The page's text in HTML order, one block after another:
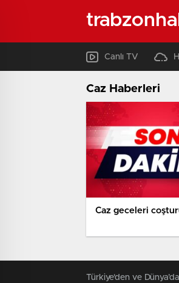
Canlı TV
Caz Haberleri
Caz geceleri
Türkiye'den ve